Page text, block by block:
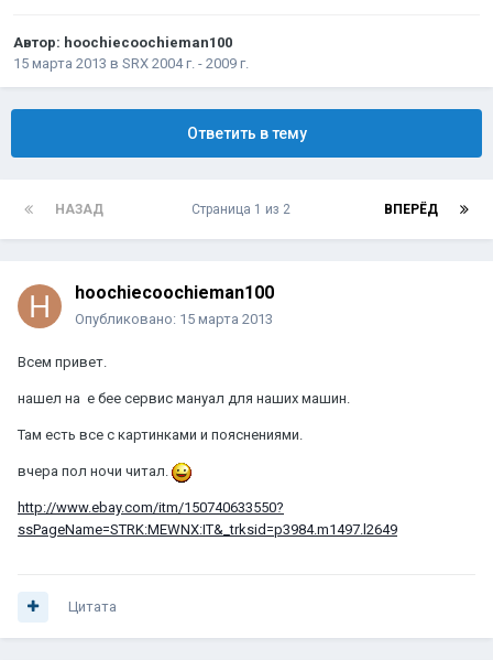
Автор: hoochiecoochieman100
15 марта 2013 в SRX 2004 г. - 2009 г.
Ответить в тему
НАЗАД ВПЕРЁД
Страница 1 из 2
hoochiecoochieman100
Опубликовано: 15 марта 2013
Всем привет.
нашел на е бее сервис мануал для наших машин.
Там есть все с картинками и пояснениями.
вчера пол ночи читал.
http://www.ebay.com/itm/150740633550?
ssPageName=STRK:MEWNX:IT&_trksid=p3984.m1497.l2649
Цитата